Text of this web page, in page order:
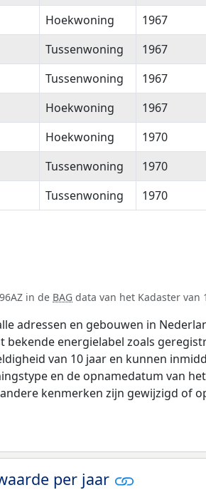
Hoekwoning 1967
Tussenwoning 1967
Tussenwoning 1967
Hoekwoning 1967
Hoekwoning 1970
Tussenwoning 1970
Tussenwoning 1970
in de BAG data van het Kadaster van
adressen en gebouwen in
energielabel zoals
van 10 jaar en kunnen
en de opnamedatum van
kenmerken zijn gewijzigd of
per jaar